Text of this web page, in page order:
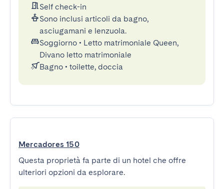
Self check-in
Sono inclusi articoli da bagno,
asciugamani e lenzuola.
Soggiorno • Letto matrimoniale Queen,
Divano letto matrimoniale
Bagno • toilette, doccia
Mercadores 150
Questa proprietà fa parte di un hotel che offre
ulteriori opzioni da esplorare.